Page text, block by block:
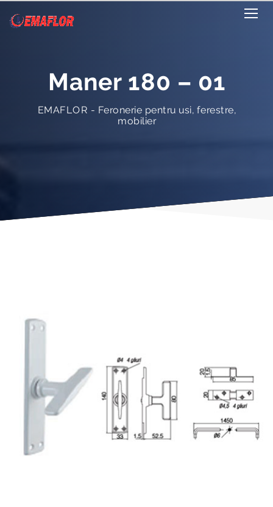
Maner 180 – 01
EMAFLOR - Feronerie pentru usi, ferestre,
mobilier